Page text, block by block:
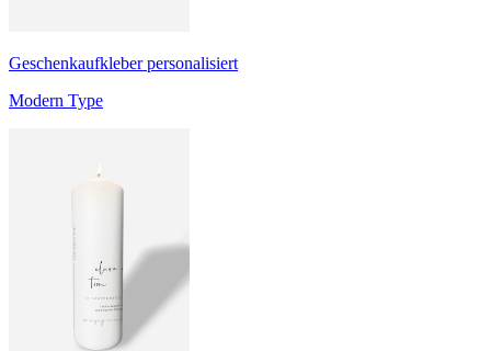
Geschenkaufkleber personalisiert
Modern Type